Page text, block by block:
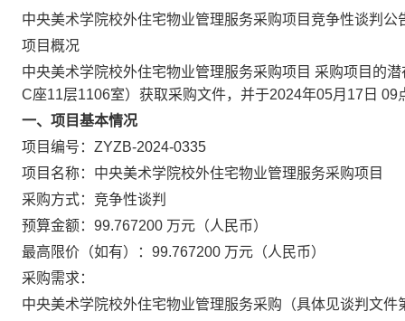
中央美术学院校外住宅物业管理服务采购项目竞争性谈判公
项目概况
中央美术学院校外住宅物业管理服务采购项目 采购项目的
C座11层1106室）获取采购文件，并于2024年05月17日
一、项目基本情况
项目编号：ZYZB-2024-0335
项目名称：中央美术学院校外住宅物业管理服务采购项目
采购方式：竞争性谈判
预算金额：99.767200 万元（人民币）
最高限价（如有）：99.767200 万元（人民币）
采购需求：
中央美术学院校外住宅物业管理服务采购（具体见谈判文件